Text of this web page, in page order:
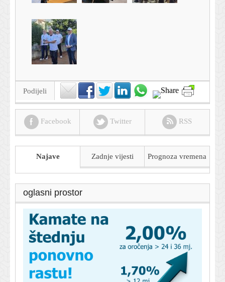
Podijeli
Facebook Twitter RSS
Najave Zadnje vijesti Prognoza vremena
oglasni prostor